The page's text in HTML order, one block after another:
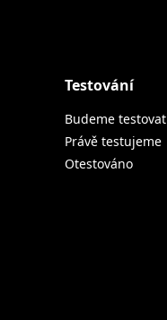
Testování
Budeme testovat
Právě testujeme
Otestováno